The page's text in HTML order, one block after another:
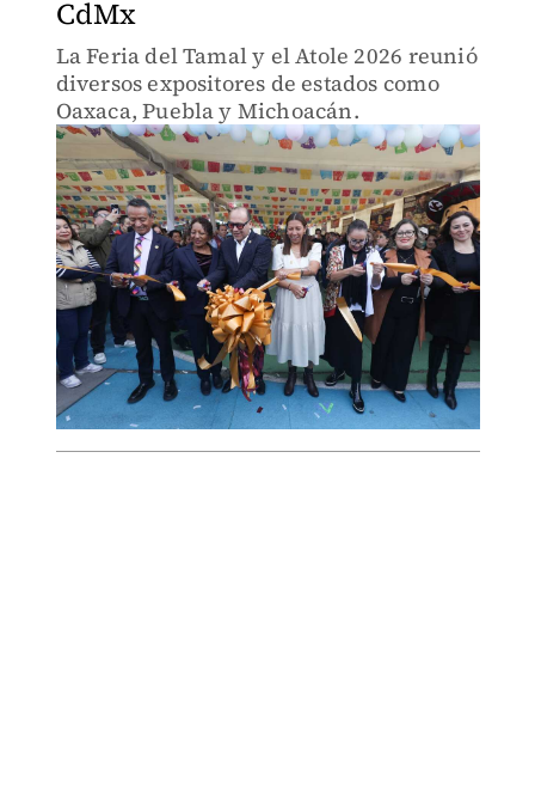
CdMx
La Feria del Tamal y el Atole 2026 reunió
diversos expositores de estados como
Oaxaca, Puebla y Michoacán.